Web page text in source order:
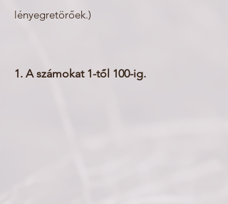
lényegretörőek.)
1. A számokat 1-től 100-ig.